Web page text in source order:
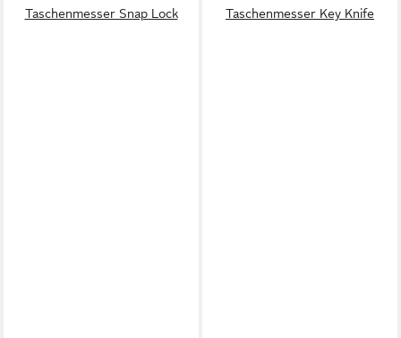
Taschenmesser Snap Lock
Taschenmesser Key Knife